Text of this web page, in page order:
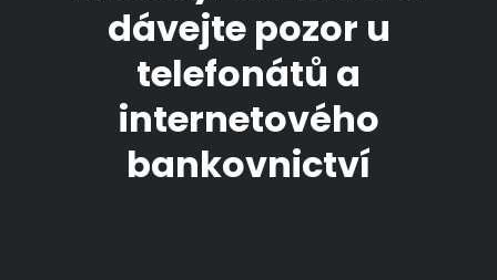
dávejte pozor u
telefonátů a
internetového
bankovnictví